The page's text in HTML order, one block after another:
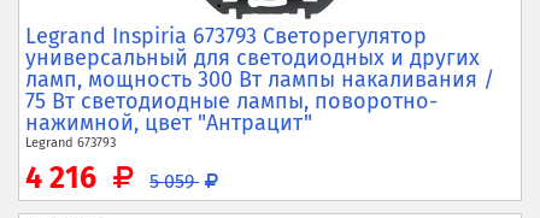
Legrand Inspiria 673793 Светорегулятор
универсальный для светодиодных и других
ламп, мощность 300 Вт лампы накаливания /
75 Вт светодиодные лампы, поворотно-
нажимной, цвет "Антрацит"
Legrand 673793
4 216 5 059